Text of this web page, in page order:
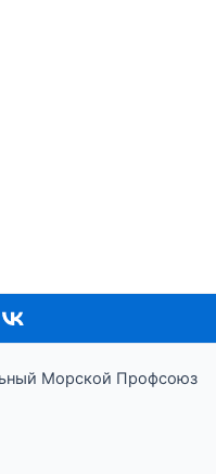
Морской Профсоюз